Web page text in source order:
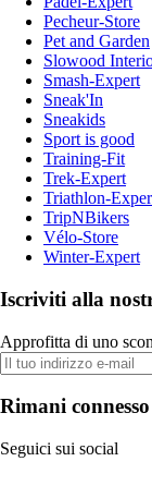
Pecheur-Store
Pet and Garden
Slowood
Smash-Expert
Sneak'In
Sneakids
Sport is good
Training-Fit
Trek-Expert
Triathlon-
TripNBikers
Vélo-Store
Winter-Expert
Iscriviti alla
Approfitta di uno
Rimani connesso
Seguici sui social